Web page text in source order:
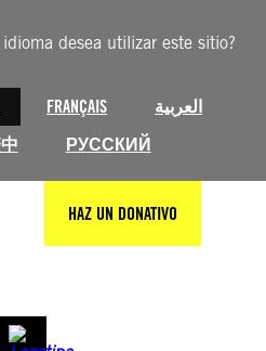
desea utilizar este sitio?
FRANÇAIS
العربية
РУССКИЙ
HAZ UN DONATIVO